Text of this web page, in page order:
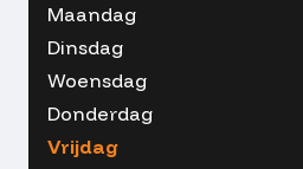
Maandag
Dinsdag
Woensdag
Donderdag
Vrijdag